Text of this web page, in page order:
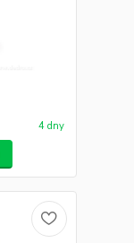
4 dny